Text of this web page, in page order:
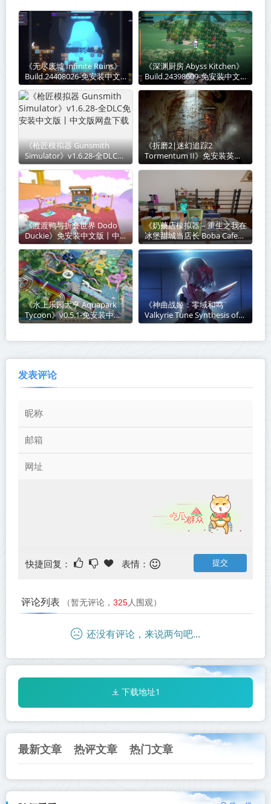
《无尽废墟 Infinite Ruins》
Build.24408026-免安装中文
版丨中文版网盘下载
《深渊厨房 Abyss Kitchen》
Build.24398609-免安装中文
版丨中文版网盘下载
《枪匠模拟器 Gunsmith
Simulator》v1.6.28-全DLC免
安装中文版丨中文版网盘下载
《折磨2|迷幻追踪2‌
Tormentum II》免安装英文
版丨中文版网盘下载
《渡渡鸭与折叠世界 Dodo
Duckie》免安装中文版丨中
文版网盘下载
《奶茶店模拟器 – 重生之我在
冰堡甜城当店长 Boba Cafe
Simulator》v1.034-免安装中
文版丨中文版网盘下载
《水上乐园大亨 Aquapark
Tycoon》v0.5.1-免安装中文
版丨中文版网盘下载
《神曲战姬：零域和鸣
Valkyrie Tune Synthesis of
Souls》Build.23850624-免安
发表评论
快捷回复： 表情：
评论列表 （暂无评论， 325人围观）
还没有评论，来说两句吧...
下载地址1
最新文章 热评文章 热门文章